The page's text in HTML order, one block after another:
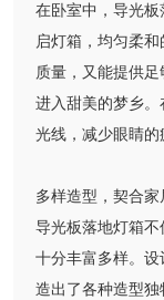
在卧室中，导光
启灯箱，均匀柔
质量，又能提供足
进入甜美的梦乡
光线，减少眼睛的
多样造型，契合家
导光板落地灯箱
十分丰富多样。
造出了各种造型